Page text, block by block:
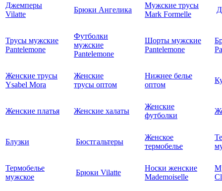
Джемперы
Vilatte
Брюки Ангелика
Мужские трусы
Mark Formelle
Трусы мужские
Pantelemone
Футболки
мужские
Pantelemone
Шорты мужские
Pantelemone
Женские трусы
Ysabel Mora
Женские
трусы оптом
Нижнее белье
оптом
Женские платья Женские халаты
Женские
футболки
Блузки Бюстгальтеры
Женское
термобелье
Термобелье
мужское
Брюки Vilatte
Носки женские
Mademoiselle